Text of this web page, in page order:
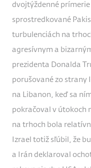
dvojtýždenné
sprostredkované
turbulenciách na
agresívnym a
prezidenta Donalda
porušované zo strany
na Libanon, keď sa
pokračoval v útokoch
na trhoch bola
Izrael totiž sľúbil, že
a Irán deklaroval